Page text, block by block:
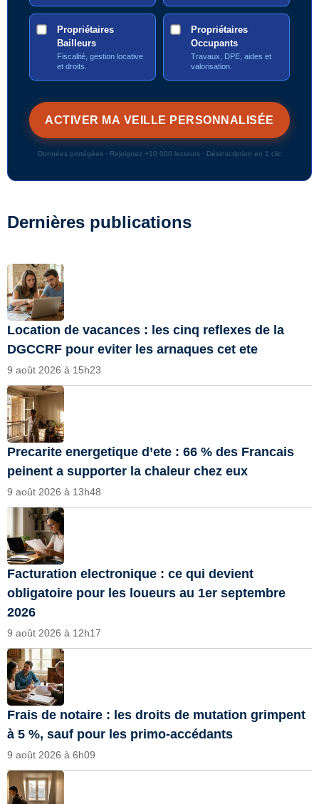
Propriétaires
Bailleurs
Fiscalité, gestion locative
et droits.
Propriétaires
Occupants
Travaux, DPE, aides et
valorisation.
Données protégées · Rejoignez +10 000 lecteurs · Désinscription en 1 clic
Dernières publications
Location de vacances : les cinq reflexes de la
DGCCRF pour eviter les arnaques cet ete
9 août 2026 à 15h23
Precarite energetique d’ete : 66 % des Francais
peinent a supporter la chaleur chez eux
9 août 2026 à 13h48
Facturation electronique : ce qui devient
obligatoire pour les loueurs au 1er septembre
2026
9 août 2026 à 12h17
Frais de notaire : les droits de mutation grimpent
à 5 %, sauf pour les primo-accédants
9 août 2026 à 6h09